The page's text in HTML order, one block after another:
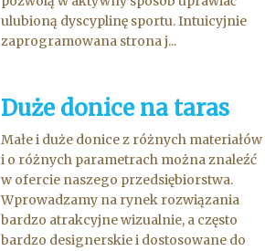
ulubioną dyscyplinę sportu. Intuicyjnie
zaprogramowana strona j...
Duże donice na taras
Małe i duże donice z różnych materiałów
i o różnych parametrach można znaleźć
w ofercie naszego przedsiębiorstwa.
Wprowadzamy na rynek rozwiązania
bardzo atrakcyjne wizualnie, a często
bardzo designerskie i dostosowane do